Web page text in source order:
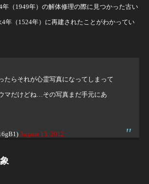
（1949年）の解体修理の際に見つかった古い
年（1524年）に再建されたことがわかってい
たらそれが心霊写真になってしまって
マだけどね…その写真まだ手元にあ
August 13, 2012